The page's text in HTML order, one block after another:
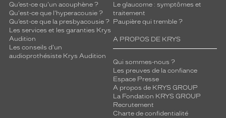
Qu’est-ce qu'un acouphène ?
Qu'est-ce que l'hyperacousie ?
Qu’est-ce que la presbyacousie ?
Les services et les garanties Krys
Audition
Les conseils d'un
audioprothésiste Krys Audition
Le glaucome : symptômes et
traitement
Paupière qui tremble ?
A PROPOS DE KRYS
Qui sommes-nous ?
Les preuves de la confiance
Espace Presse
A propos de KRYS GROUP
La Fondation KRYS GROUP
Recrutement
Charte de confidentialité